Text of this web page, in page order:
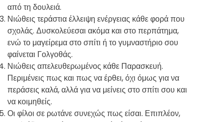
από τη δουλειά.
Νιώθεις τεράστια έλλειψη ενέργειας κάθε φορά που
σχολάς. Δυσκολεύεσαι ακόμα και στο περπάτημα,
ενώ το μαγείρεμα στο σπίτι ή το γυμναστήριο σου
φαίνεται Γολγοθάς.
Νιώθεις απελευθερωμένος κάθε Παρασκευή.
Περιμένεις πως και πως να έρθει, όχι όμως για να
περάσεις καλά, αλλά για να μείνεις στο σπίτι σου και
να κοιμηθείς.
Οι φίλοι σε ρωτάνε συνεχώς πως είσαι. Επιπλέον,